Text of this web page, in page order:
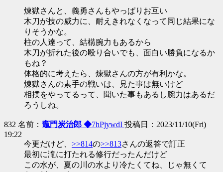
煉獄さんと、義勇さんもやっぱりお互い
木刀が技の威力に、耐えきれなくなって同じ結果にな
りそうかな。
柱の人達って、結構腕力もあるから
木刀が折れた後の殴り合いでも、面白い勝負になるか
もね？
体格的に考えたら、煉獄さんの方が有利かな。
煉獄さんの素手の戦いは、見た事は無いけど
相撲をやってるって、聞いた事もあるし腕力はあるだ
ろうしね。
832 名前： 竈門炭治郎 ◆7hPjywdI 投稿日：2023/11/10(Fri)
19:22
今更だけど、 >>814の>>813さんの返答で訂正
最初に滝に打たれる修行だったんだけど
この水が、夏の川の水より冷たくてね、じゃ無くて